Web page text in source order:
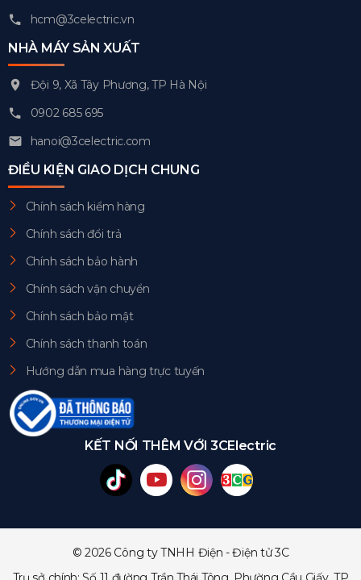
hcm@3celectric.vn
NHÀ MÁY SẢN XUẤT
Đội 9, Xã Tây Phương, TP Hà Nội
0902 685 695
hanoi@3celectric.com
ĐIỀU KIỆN GIAO DỊCH CHUNG
Chính sách kiểm hàng
Chính sách đổi trả
Chính sách bảo hành
Chính sách vận chuyển
Chính sách bảo mật
Chính sách thanh toán
Hướng dẫn mua hàng trực tuyến
KẾT NỐI THÊM VỚI 3CElectric
© 2026 Công ty TNHH Điện - Điện tử 3C